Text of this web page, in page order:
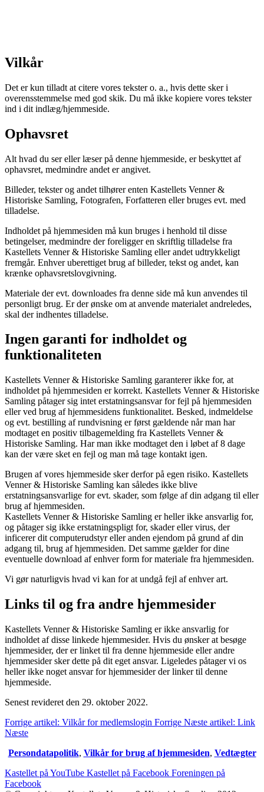
Vilkår
Det er kun tilladt at citere vores tekster o. a., hvis dette sker i
overensstemmelse med god skik. Du må ikke kopiere vores tekster
ind i dit indlæg/hjemmeside.
Ophavsret
Alt hvad du ser eller læser på denne hjemmeside, er beskyttet af
ophavsret, medmindre andet er angivet.
Billeder, tekster og andet tilhører enten Kastellets Venner &
Historiske Samling, Fotografen, Forfatteren eller bruges evt. med
tilladelse.
Indholdet på hjemmesiden må kun bruges i henhold til disse
betingelser, medmindre der foreligger en skriftlig tilladelse fra
Kastellets Venner & Historiske Samling eller andet udtrykkeligt
fremgår. Enhver uberettiget brug af billeder, tekst og andet, kan
krænke ophavsretslovgivning.
Materiale der evt. downloades fra denne side må kun anvendes til
personligt brug. Er der ønske om at anvende materialet andreledes,
skal der indhentes tilladelse.
Ingen garanti for indholdet og
funktionaliteten
Kastellets Venner & Historiske Samling garanterer ikke for, at
indholdet på hjemmesiden er korrekt. Kastellets Venner & Historiske
Samling påtager sig intet erstatningsansvar for fejl på hjemmesiden
eller ved brug af hjemmesidens funktionalitet. Besked, indmeldelse
og evt. bestilling af rundvisning er først gældende når man har
modtaget en positiv tilbagemelding fra Kastellets Venner &
Historiske Samling. Har man ikke modtaget den i løbet af 8 dage
kan der være sket en fejl og man må tage kontakt igen.
Brugen af vores hjemmeside sker derfor på egen risiko. Kastellets
Venner & Historiske Samling kan således ikke blive
erstatningsansvarlige for evt. skader, som følge af din adgang til eller
brug af hjemmesiden.
Kastellets Venner & Historiske Samling er heller ikke ansvarlig for,
og påtager sig ikke erstatningspligt for, skader eller virus, der
inficerer dit computerudstyr eller anden ejendom på grund af din
adgang til, brug af hjemmesiden. Det samme gælder for dine
eventuelle download af enhver form for materiale fra hjemmesiden.
Vi gør naturligvis hvad vi kan for at undgå fejl af enhver art.
Links til og fra andre hjemmesider
Kastellets Venner & Historiske Samling er ikke ansvarlig for
indholdet af disse linkede hjemmesider. Hvis du ønsker at besøge
hjemmesider, der er linket til fra denne hjemmeside eller andre
hjemmesider sker dette på dit eget ansvar. Ligeledes påtager vi os
heller ikke noget ansvar for hjemmesider der linker til denne
hjemmeside.
Senest revideret den 29. oktober 2022.
Forrige artikel: Vilkår for medlemslogin Forrige Næste artikel: Link
Næste
Persondatapolitik, Vilkår for brug af hjemmesiden, Vedtægter
Kastellet på YouTube Kastellet på Facebook Foreningen på
Facebook